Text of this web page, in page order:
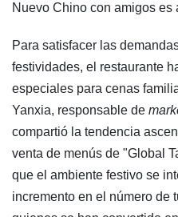
Nuevo Chino con amigos es
Para satisfacer las
festividades, el restaurante
especiales para cenas
Yanxia, responsable de
compartió la tendencia
venta de menús de "Global
que el ambiente festivo se
incremento en el número de